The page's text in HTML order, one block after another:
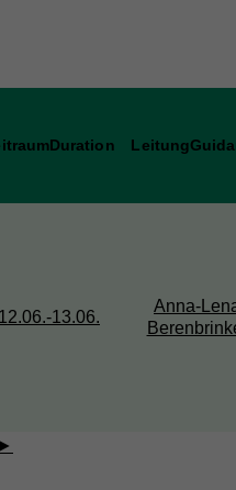
Duration Leitung
12.06.-13.06.
Anna-
►